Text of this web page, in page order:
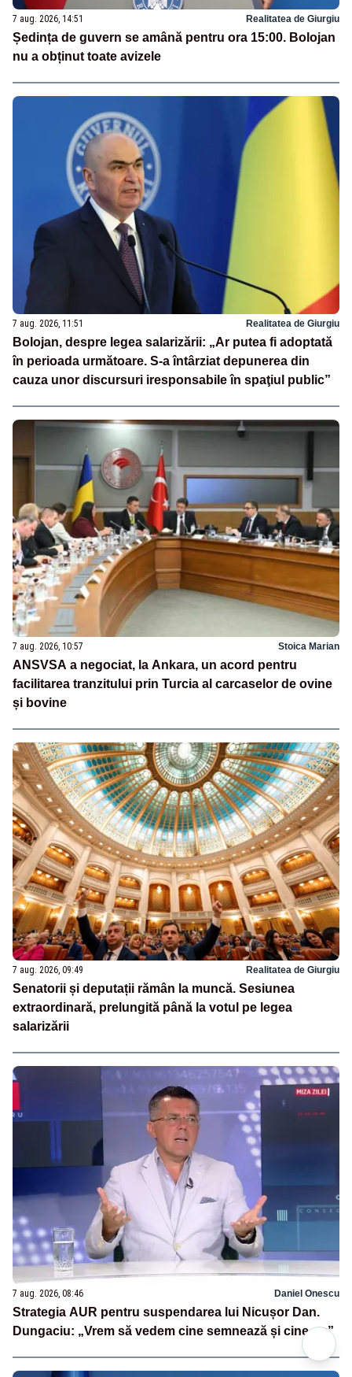
7 aug. 2026, 14:51 Realitatea de Giurgiu
Ședința de guvern se amână pentru ora 15:00. Bolojan
nu a obținut toate avizele
7 aug. 2026, 11:51 Realitatea de Giurgiu
Bolojan, despre legea salarizării: „Ar putea fi adoptată
în perioada următoare. S-a întârziat depunerea din
cauza unor discursuri iresponsabile în spaţiul public”
7 aug. 2026, 10:57 Stoica Marian
ANSVSA a negociat, la Ankara, un acord pentru
facilitarea tranzitului prin Turcia al carcaselor de ovine
și bovine
7 aug. 2026, 09:49 Realitatea de Giurgiu
Senatorii și deputații rămân la muncă. Sesiunea
extraordinară, prelungită până la votul pe legea
salarizării
7 aug. 2026, 08:46 Daniel Onescu
Strategia AUR pentru suspendarea lui Nicușor Dan.
Dungaciu: „Vrem să vedem cine semnează și cine nu”